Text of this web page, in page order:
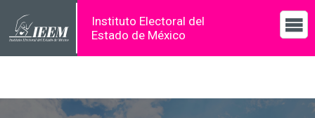
Instituto Electoral del
Estado de México